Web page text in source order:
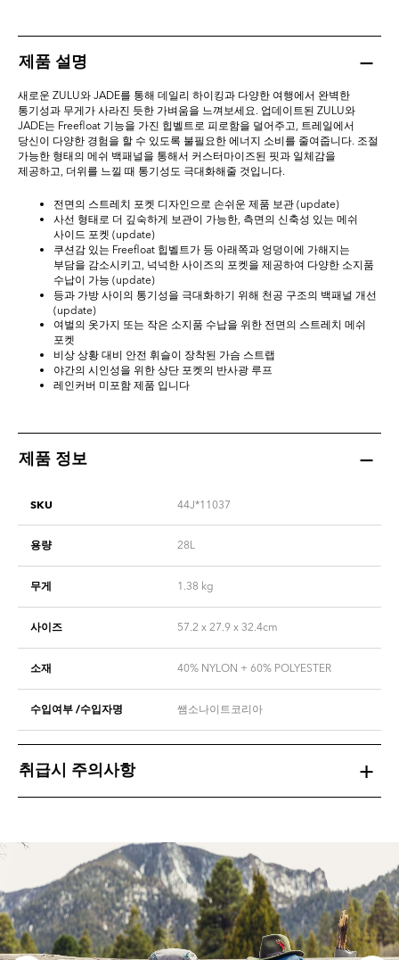
제품 설명
새로운 ZULU와 JADE를 통해 데일리 하이킹과 다양한 여행에서 완벽한
통기성과 무게가 사라진 듯한 가벼움을 느껴보세요. 업데이트된 ZULU와
JADE는 Freefloat 기능을 가진 힙벨트로 피로함을 덜어주고, 트레일에서
당신이 다양한 경험을 할 수 있도록 불필요한 에너지 소비를 줄여줍니다. 조절
가능한 형태의 메쉬 백패널을 통해서 커스터마이즈된 핏과 일체감을
제공하고, 더위를 느낄 때 통기성도 극대화해줄 것입니다.
전면의 스트레치 포켓 디자인으로 손쉬운 제품 보관 (update)
사선 형태로 더 깊숙하게 보관이 가능한, 측면의 신축성 있는 메쉬
사이드 포켓 (update)
쿠션감 있는 Freefloat 힙벨트가 등 아래쪽과 엉덩이에 가해지는
부담을 감소시키고, 넉넉한 사이즈의 포켓을 제공하여 다양한 소지품
수납이 가능 (update)
등과 가방 사이의 통기성을 극대화하기 위해 천공 구조의 백패널 개선
(update)
여벌의 옷가지 또는 작은 소지품 수납을 위한 전면의 스트레치 메쉬
포켓
비상 상황 대비 안전 휘슬이 장착된 가슴 스트랩
야간의 시인성을 위한 상단 포켓의 반사광 루프
레인커버 미포함 제품 입니다
제품 정보
SKU 44J*11037
용량 28L
무게 1.38 kg
사이즈 57.2 x 27.9 x 32.4cm
소재 40% NYLON + 60% POLYESTER
수입여부 /수입자명 쌤소나이트코리아
취급시 주의사항